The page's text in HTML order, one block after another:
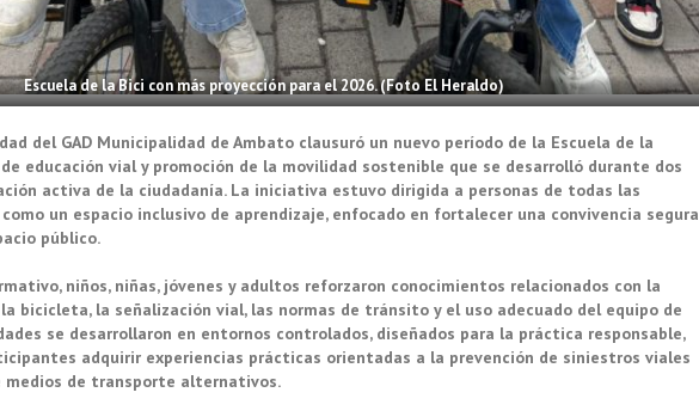
Escuela de la Bici con más proyección para el 2026. (Foto El Heraldo)
del GAD Municipalidad de Ambato clausuró un nuevo período de la Escuela de la
educación vial y promoción de la movilidad sostenible que se desarrolló durante dos
activa de la ciudadanía. La iniciativa estuvo dirigida a personas de todas las
un espacio inclusivo de aprendizaje, enfocado en fortalecer una convivencia segura
público.
niños, niñas, jóvenes y adultos reforzaron conocimientos relacionados con la
bicicleta, la señalización vial, las normas de tránsito y el uso adecuado del equipo de
se desarrollaron en entornos controlados, diseñados para la práctica responsable,
adquirir experiencias prácticas orientadas a la prevención de siniestros viales
medios de transporte alternativos.